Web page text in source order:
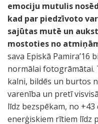
emociju mutulis
kad par piedzīvoto
sajūtas mutē un
mostoties no
sava Episkā Pamira’16
normālai fotogrāmātai.
kalni, bildēs un burtos
varenība un pretī
līdz bezspēkam, no
enerģiskiem rītiem līdz